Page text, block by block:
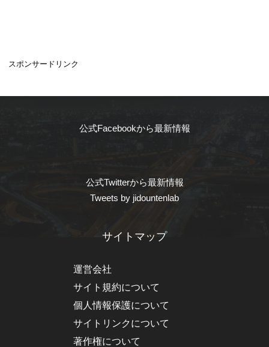
スポンサードリンク
公式Facebookから最新情報
公式Twitterから最新情報
Tweets by jidountenlab
サイトマップ
運営会社
サイト規約について
個人情報保護について
サイトリンクについて
著作権について